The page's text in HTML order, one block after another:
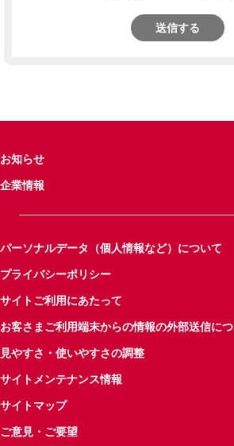
送信する
お知らせ
企業情報
パーソナルデータ（個人情報など）について
プライバシーポリシー
サイトご利用にあたって
お客さまご利用端末からの情報の外部送信に
見やすさ・使いやすさの調整
サイトメンテナンス情報
サイトマップ
ご意見・ご要望